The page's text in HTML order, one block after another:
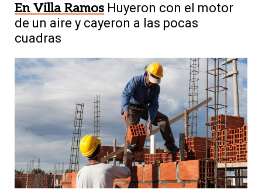
En Villa Ramos Huyeron con el motor
de un aire y cayeron a las pocas
cuadras